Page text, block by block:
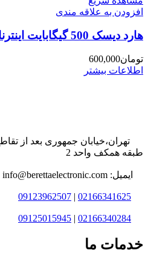
افزودن به علاقه مندی
هارد دیسک 500 گیگابایت اینترنال سیگیت سبز
تومان600,000
اطلاعات بیشتر
تهران،خیابان جمهوری بعد از
طبقه همکف واحد 2
ایمیل: info@berettaelectronic.com
02166341625
|
09123962507
02166340284
|
09125015945
خدمات ما